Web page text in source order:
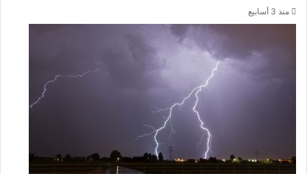
منذ 3 أسابيع